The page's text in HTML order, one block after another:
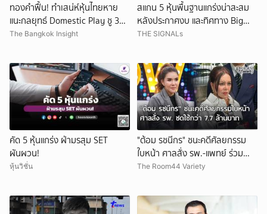
ทองคำฟื้น! ทำเสน่ห์หุ้นไทยหาย
แนะกลยุทธ์ Domestic Play ชู 3
หุ้นเด่น
The Bangkok Insight
สแกน 5 หุ้นพื้นฐานแกร่งน่าสะสม
หลังประกาศงบ และทิศทาง Big
Tech ในเวลานี้
THE SIGNALs
คัด 5 หุ้นแกร่ง ฝ่ามรสุม SET
ผันผวน!
หุ้นวิชั่น
"ต้อม รชนีกร" ชนะคดีศัลยกรรม
ใบหน้า ศาลสั่ง รพ.-แพทย์ ร่วม
ชดใช้กว่า 7.7 ล้านบาท
The Room44 Variety